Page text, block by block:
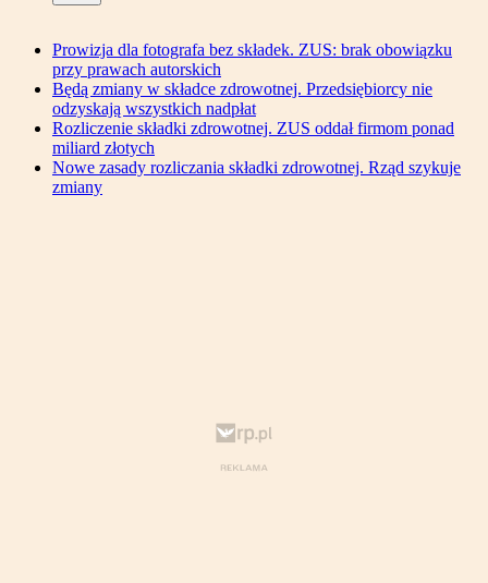
Prowizja dla fotografa bez składek. ZUS: brak obowiązku
przy prawach autorskich
Będą zmiany w składce zdrowotnej. Przedsiębiorcy nie
odzyskają wszystkich nadpłat
Rozliczenie składki zdrowotnej. ZUS oddał firmom ponad
miliard złotych
Nowe zasady rozliczania składki zdrowotnej. Rząd szykuje
zmiany